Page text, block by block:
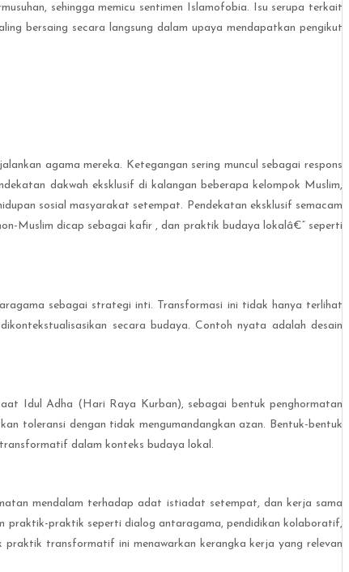
sehingga memicu sentimen Islamofobia. Isu serupa terkait
bersaing secara langsung dalam upaya mendapatkan pengikut
agama mereka. Ketegangan sering muncul sebagai respons
dakwah eksklusif di kalangan beberapa kelompok Muslim,
sosial masyarakat setempat. Pendekatan eksklusif semacam
Muslim dicap sebagai kafir , dan praktik budaya lokalâ€” seperti
sebagai strategi inti. Transformasi ini tidak hanya terlihat
secara budaya. Contoh nyata adalah desain
Idul Adha (Hari Raya Kurban), sebagai bentuk penghormatan
toleransi dengan tidak mengumandangkan azan. Bentuk-bentuk
dalam konteks budaya lokal.
mendalam terhadap adat istiadat setempat, dan kerja sama
praktik-praktik seperti dialog antaragama, pendidikan kolaboratif,
praktik transformatif ini menawarkan kerangka kerja yang relevan